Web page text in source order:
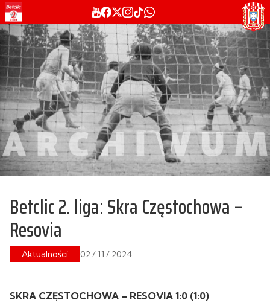
Betclic 2. liga: Skra Częstochowa –
Resovia
Aktualności 02 / 11 / 2024
SKRA CZĘSTOCHOWA – RESOVIA 1:0 (1:0)